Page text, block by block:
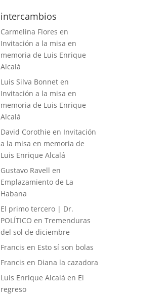
intercambios
Carmelina Flores en
Invitación a la misa en
memoria de Luis Enrique
Alcalá
Luis Silva Bonnet en
Invitación a la misa en
memoria de Luis Enrique
Alcalá
David Corothie en Invitación
a la misa en memoria de
Luis Enrique Alcalá
Gustavo Ravell en
Emplazamiento de La
Habana
El primo tercero | Dr.
POLÍTICO enTremenduras
del sol de diciembre
Francis en Esto sí son bolas
Francis en Diana la cazadora
Luis Enrique Alcalá en El
regreso